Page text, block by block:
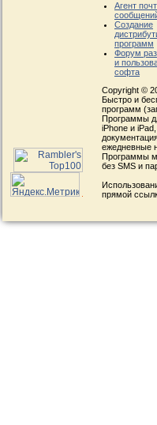
Агент
Создание
программ
Форум
и
софта
Copyright ©
Быстро и
программ
Программы
iPhone и
ежедневные
Программы
без SMS и
прямой